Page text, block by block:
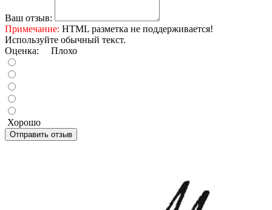
Ваш отзыв:
Примечание: HTML разметка не поддерживается!
Используйте обычный текст.
Оценка: Плохо
Хорошо
Отправить отзыв